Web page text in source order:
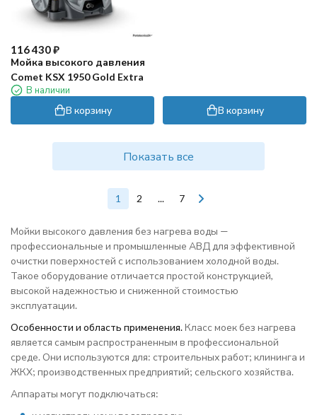
116 430₽
Мойка высокого давления
Comet KSX 1950 Gold Extra
В наличии
В корзину В корзину
Показать все
1 2 ... 7
Мойки высокого давления без нагрева воды —
профессиональные и промышленные АВД для эффективной
очистки поверхностей с использованием холодной воды.
Такое оборудование отличается простой конструкцией,
высокой надежностью и сниженной стоимостью
эксплуатации.
Особенности и область применения.Класс моек без нагрева
является самым распространенным в профессиональной
среде. Они используются для: строительных работ; клининга и
ЖКХ; производственных предприятий; сельского хозяйства.
Аппараты могут подключаться: